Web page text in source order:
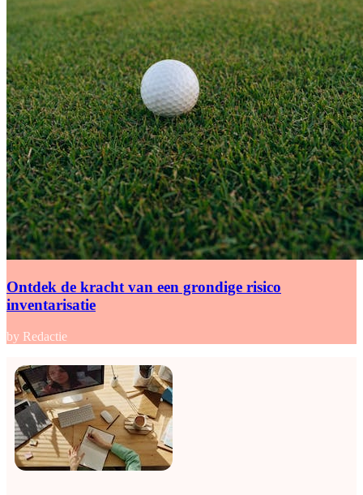
Ontdek de kracht van een grondige risico
inventarisatie
by Redactie